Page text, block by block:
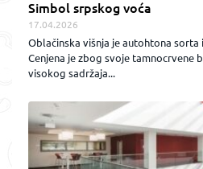
Simbol srpskog voća
17.04.2026
Oblačinska višnja je autohtona sorta
Cenjena je zbog svoje tamnocrvene
visokog sadržaja...